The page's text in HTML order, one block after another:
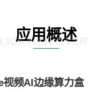
应用概述
频AI边缘算力盒